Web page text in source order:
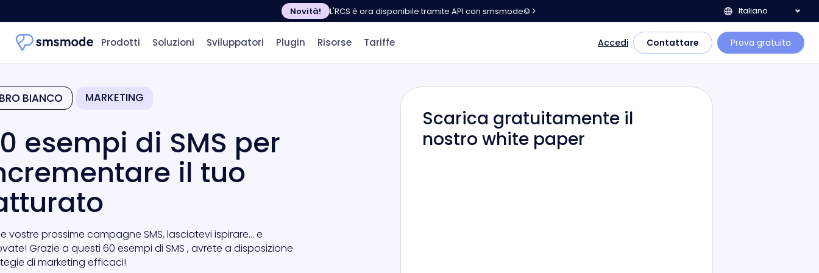
Novità! L'RCS è ora disponibile tramite API con smsmode© Italiano
Prodotti Soluzioni Sviluppatori Plugin Risorse Tariffe Accedi Contattare Prova gratuita
BIANCO MARKETING
esempi di SMS per
il tuo
vostre prossime campagne SMS, lasciatevi ispirare… e
Grazie a questi 60 esempi di SMS , avrete a disposizione
di marketing efficaci!
Scarica gratuitamente il
nostro white paper